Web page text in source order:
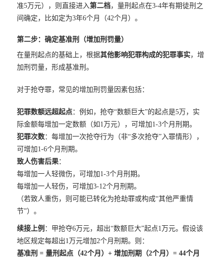
准5万元），则直接进入第二档，量刑起点在3-4年有期徒刑之
间确定，比如定为3年6个月（42个月）。
第二步：确定基准刑（增加刑罚量）
在量刑起点的基础上，根据其他影响犯罪构成的犯罪事实，增
加刑罚量，形成基准刑。
对于抢夺罪，常见的增加刑罚量因素包括：
犯罪数额远超起点：例如，抢夺“数额巨大”的起点是5万，实
际金额每增加一定数额（如1万元），可增加1-3个月刑期。
犯罪次数：每增加一次抢夺行为（非“多次抢夺”入罪情形），
可增加1-6个月刑期。
致人伤害后果：
每增加一人轻微伤，可增加1-3个月刑期。
每增加一人轻伤，可增加3-12个月刑期。
（若致人重伤，则可能已转化为抢劫罪或构成“其他严重情
节”）。
续接上例 ：甲抢夺6万元，超出“数额巨大”起点1万元。假设该
地区规定每超出1万元增加2个月刑期。则：
基准刑 = 量刑起点（42个月）+ 增加刑期（2个月）= 44个月